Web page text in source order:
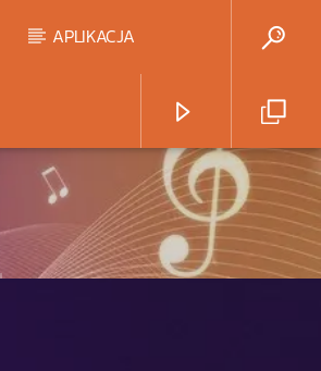
APLIKACJA